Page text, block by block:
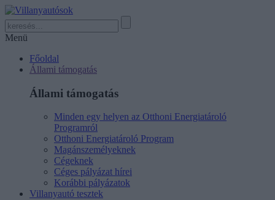
Menü
Főoldal
Állami támogatás
Állami támogatás
Minden egy helyen az Otthoni Energiatároló
Programról
Otthoni Energiatároló Program
Magánszemélyeknek
Cégeknek
Céges pályázat hírei
Korábbi pályázatok
Villanyautó tesztek